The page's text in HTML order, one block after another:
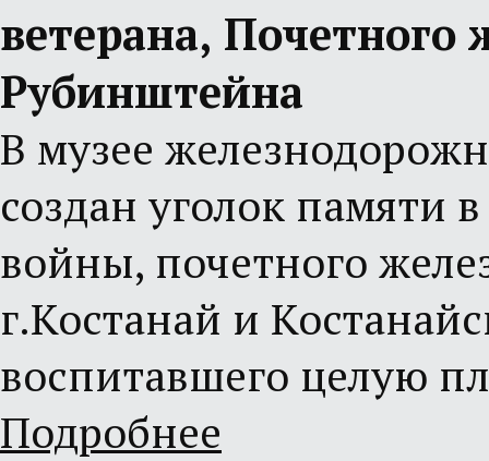
ветерана, Почетного
Рубинштейна
В музее
создан уголок памяти
войны, почетного
г.Костанай и
воспитавшего целую
Подробнее